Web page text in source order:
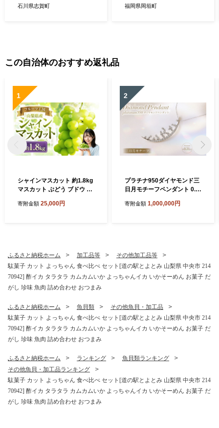
はんのお供 おつまみ おかず
石川県志賀町 福岡県岡垣町
この自治体のおすすめ返礼品
1
シャインマスカット 約1.8kg
マスカット ぶどう ブドウ 葡
なし 山梨県 中央市 送料無料
寄附金額 25,000円
2
プラチナ950ダイヤモンド三
日月モチーフペンダント 0.3
[21470822]
寄附金額 1,000,000円
ふるさと納税ホーム 加工品等
その他加工品等
駄菓子 カット よっちゃん 食べ比べ セット[道の駅とよとみ 山梨県 中央市 214
70942] 酢イカ タラタラ カムカムいか よっちゃんイカ いかそーめん お菓子 だ
がし 珍味 魚肉 詰め合わせ おつまみ
ふるさと納税ホーム 魚貝類
その他魚貝・加工品
駄菓子 カット よっちゃん 食べ比べ セット[道の駅とよとみ 山梨県 中央市 214
70942] 酢イカ タラタラ カムカムいか よっちゃんイカ いかそーめん お菓子 だ
がし 珍味 魚肉 詰め合わせ おつまみ
ふるさと納税ホーム ランキング
魚貝類ランキング
その他魚貝・加工品ランキング
駄菓子 カット よっちゃん 食べ比べ セット[道の駅とよとみ 山梨県 中央市 214
70942] 酢イカ タラタラ カムカムいか よっちゃんイカ いかそーめん お菓子 だ
がし 珍味 魚肉 詰め合わせ おつまみ